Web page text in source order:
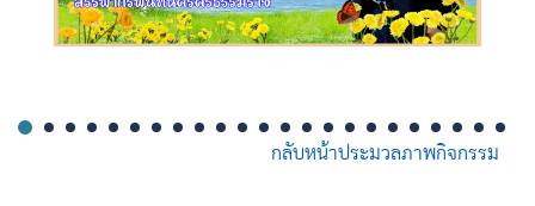
กลับหน้าประมวลภาพกิจกรรม